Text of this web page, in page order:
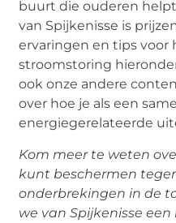
buurt die ouderen
van Spijkenisse is
ervaringen en tips voor
stroomstoring
ook onze andere
over hoe je als een
energiegerelateerde
Kom meer te weten
kunt beschermen
onderbrekingen in de
we van Spijkenisse